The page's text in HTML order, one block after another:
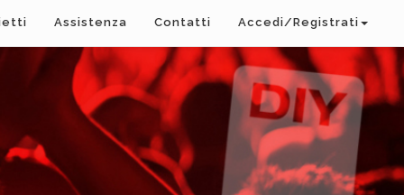
Assistenza Contatti Accedi/Registrati